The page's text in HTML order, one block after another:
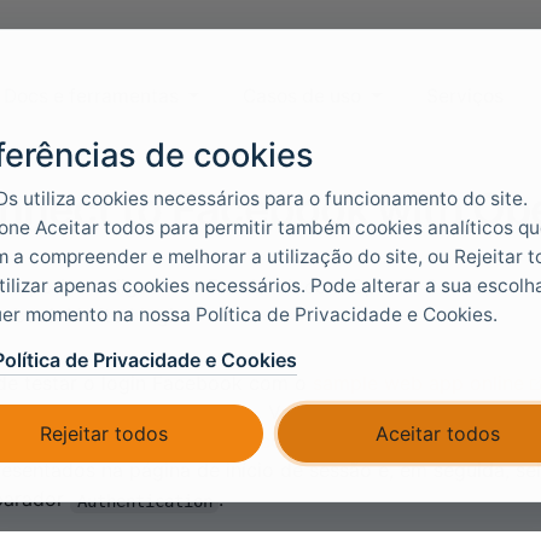
to Facebook with
pode ser ligado ao Facebook com OpenID Connect e
Limited login.
testar o login Facebook com o
e depois em Facebook . Veja a configuração sample
control.foxids.com/test-corp
Inicie sessão com o
na página de início de sessão e, em seguida,
Authentication .
de cookies
utiliza cookies necessários para o funcionamento do site.
Aceitar todos para permitir também cookies analíticos
a compreender e melhorar a utilização do site, ou Rejeitar
apenas cookies necessários. Pode alterar a sua
momento na nossa Política de Privacidade e Cookies.
de Privacidade e Cookies
Rejeitar todos Aceitar todos